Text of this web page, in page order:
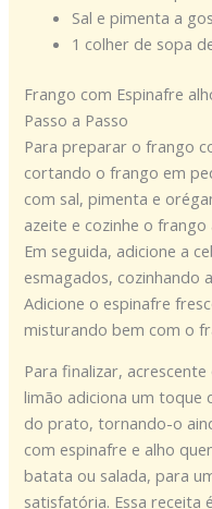
Sal e pimenta a
1 colher de sopa
Frango com Espinafre
Passo a Passo
Para preparar o frango
cortando o frango em
com sal, pimenta e
azeite e cozinhe o
Em seguida, adicione a
esmagados, cozinhando
Adicione o espinafre
misturando bem com o
Para finalizar,
limão adiciona um toque
do prato, tornando-o
com espinafre e alho
batata ou salada, para
satisfatória. Essa receita